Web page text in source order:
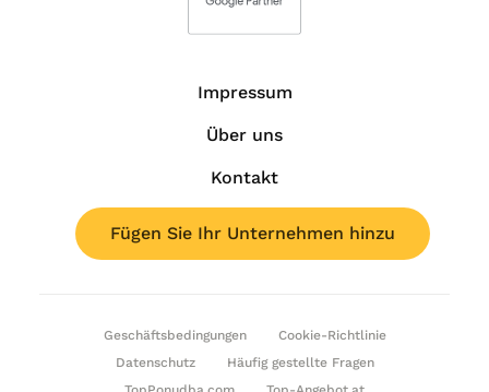
Impressum
Über uns
Kontakt
Fügen Sie Ihr Unternehmen hinzu
Geschäftsbedingungen
Cookie-Richtlinie
Datenschutz
Häufig gestellte Fragen